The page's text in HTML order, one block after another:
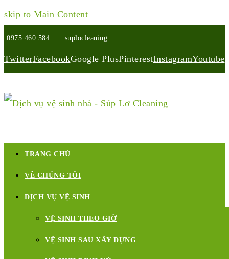
skip to Main Content
0975 460 584 suplocleaning
TwitterFacebookGoogle PlusPinterestInstagramYoutube
TRANG CHỦ
VỀ CHÚNG TÔI
DỊCH VỤ VỆ SINH
VỆ SINH THEO GIỜ
VỆ SINH SAU XÂY DỰNG